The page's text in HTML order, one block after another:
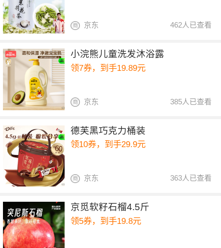
462人已查看
京东
小浣熊儿童洗发沐浴露
领7券，到手19.89元
385人已查看
京东
德芙黑巧克力桶装
领10券，到手29.9元
363人已查看
京东
京觅软籽石榴4.5斤
领5券，到手19.8元